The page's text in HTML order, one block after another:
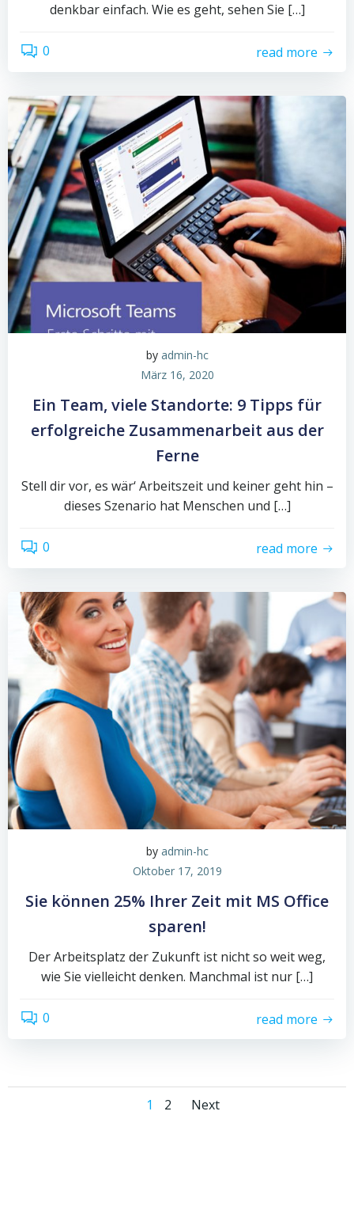
denkbar einfach. Wie es geht, sehen Sie […]
0 read more
by admin-hc
März 16, 2020
Ein Team, viele Standorte: 9 Tipps für
erfolgreiche Zusammenarbeit aus der
Ferne
Stell dir vor, es wär‘ Arbeitszeit und keiner geht hin –
dieses Szenario hat Menschen und […]
0 read more
by admin-hc
Oktober 17, 2019
Sie können 25% Ihrer Zeit mit MS Office
sparen!
Der Arbeitsplatz der Zukunft ist nicht so weit weg,
wie Sie vielleicht denken. Manchmal ist nur […]
0 read more
Posts
Page
1 Page
2
Posts
Next